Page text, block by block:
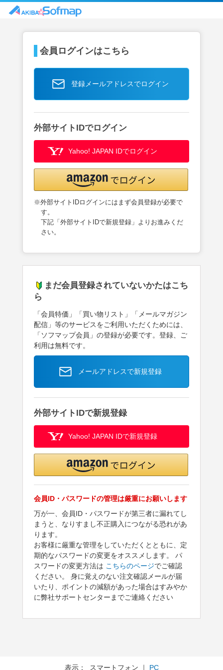
会員ログインはこちら
登録メールアドレスでログイン
外部サイトIDでログイン
Yahoo! JAPAN IDでログイン
※外部サイトIDログインにはまず会員登録が必要で
す。
下記「外部サイトIDで新規登録」よりお進みくだ
さい。
まだ会員登録されていないかたはこち
ら
「会員特価」「買い物リスト」「メールマガジン
配信」等のサービスをご利用いただくためには、
「ソフマップ会員」の登録が必要です。登録、ご
利用は無料です。
メールアドレスで新規登録
外部サイトIDで新規登録
Yahoo! JAPAN IDで新規登録
会員ID・パスワードの管理は厳重にお願いします
万が一、会員ID・パスワードが第三者に漏れてし
まうと、なりすまし不正購入につながる恐れがあ
ります。
お客様に厳重な管理をしていただくとともに、定
期的なパスワードの変更をオススメします。 パ
スワードの変更方法は こちらのページでご確認
ください。 身に覚えのない注文確認メールが届
いたり、ポイントの減額があった場合はすみやか
に弊社サポートセンターまでご連絡ください
表示： スマートフォン ｜ PC